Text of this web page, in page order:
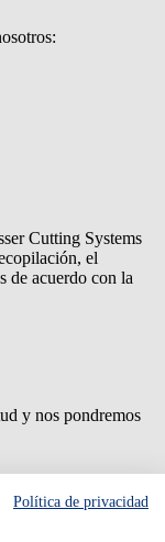
Cutting Systems
el
de acuerdo con la
y nos pondremos
Please try again
Política de privacidad